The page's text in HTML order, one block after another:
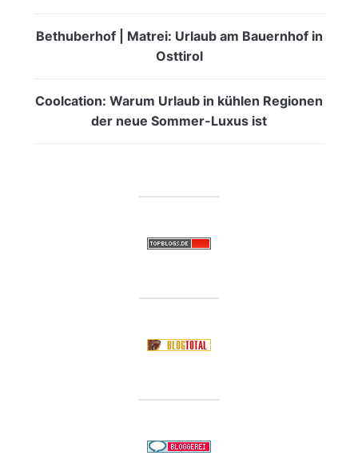
Bethuberhof | Matrei: Urlaub am Bauernhof in
Osttirol
Coolcation: Warum Urlaub in kühlen Regionen
der neue Sommer-Luxus ist